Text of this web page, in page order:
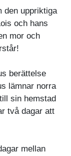
den uppriktiga
och hans
mor och
berättelse
lämnar norra
sin hemstad
två dagar att
mellan